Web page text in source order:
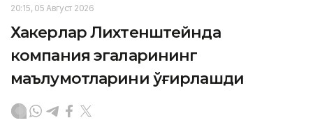
20:15, 05 Август 2026
Хакерлар Лихтенштейнда
компания эгаларининг
маълумотларини ўғирлашди